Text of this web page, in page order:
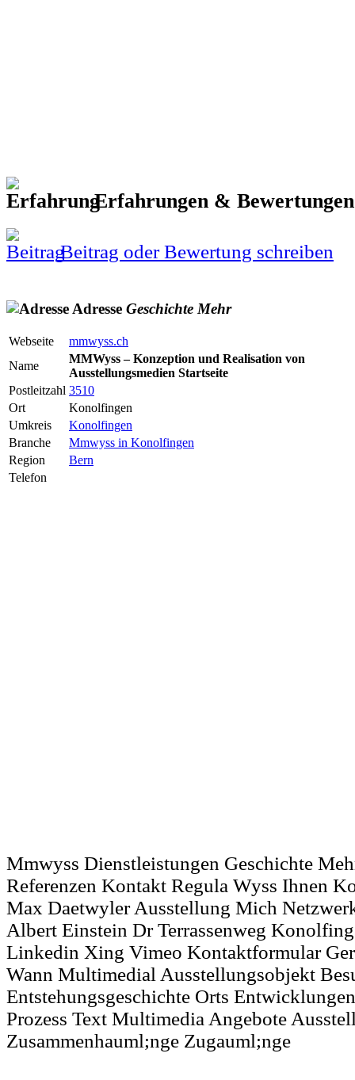
Erfahrungen &
Beitrag oder Bewertung schreiben
Adresse Geschichte Mehr
Webseite
mmwyss.ch
Name
MMWyss – Konzeption und Realisation von
Ausstellungsmedien Startseite
Postleitzahl 3510
Ort
Konolfingen
Umkreis
Konolfingen
Branche
Mmwyss in Konolfingen
Region
Bern
Telefon
Mmwyss Dienstleistungen Geschichte
Referenzen Kontakt Regula Wyss Ihnen
Max Daetwyler Ausstellung Mich
Albert Einstein Dr Terrassenweg
Linkedin Xing Vimeo Kontaktformular
Wann Multimedial Ausstellungsobjekt
Entstehungsgeschichte Orts
Prozess Text Multimedia Angebote
Zusammenhauml;nge Zugauml;nge